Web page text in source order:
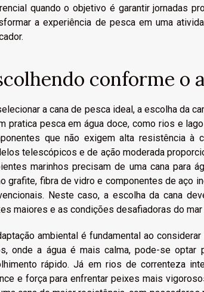
quando o objetivo é garantir jornadas
a experiência de pesca em uma
conforme o
a cana de pesca ideal, a escolha da
pratica pesca em água doce, como rios e
que não exigem alta resistência à
telescópicos e de ação moderada
marinhos precisam de uma cana para
grafite, fibra de vidro e componentes de aço
Neste caso, a escolha da cana
maiores e as condições desafiadoras do mar
ambiental é fundamental ao
onde a água é mais calma, pode-se optar
rápido. Já em rios de correnteza
e força para enfrentar peixes mais